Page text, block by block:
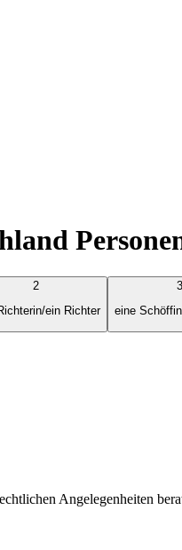
2
ein Richter
3
eine
Angelegenheiten